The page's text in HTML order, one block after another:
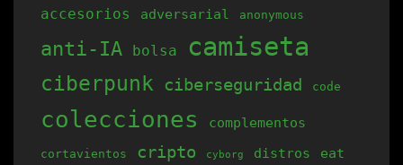
Las
opciones
pueden
elegir
accesorios adversarial anonymous
anti-IA bolsa camiseta
ciberpunk ciberseguridad code
colecciones complementos
cortavientos cripto cyborg distros
eat